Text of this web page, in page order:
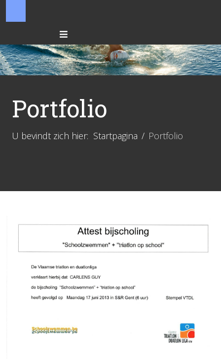
Portfolio
U bevindt zich hier: Startpagina Portfolio